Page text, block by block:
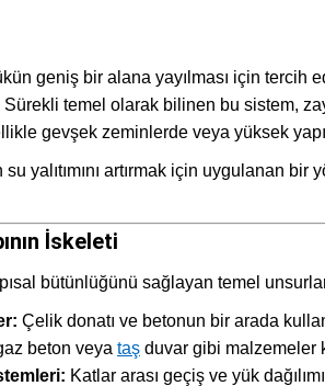
geniş bir alana yayılması için tercih
Sürekli temel olarak bilinen bu sistem,
gevşek zeminlerde veya yüksek
yalıtımını artırmak için uygulanan bir
İskeleti
bütünlüğünü sağlayan temel
Çelik donatı ve betonun bir arada
beton veya taş duvar gibi malzemeler
Katlar arası geçiş ve yük